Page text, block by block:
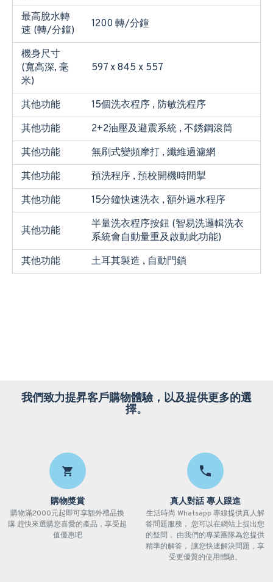
最高脫水轉
速 (轉/分鐘)
1200 轉/分鐘
機身尺寸
(寬高深, 毫
米)
597 x 845 x 557
其他功能
15個洗衣程序 , 防敏洗程序
其他功能
2+2油壓及避震系統 , 不銹鋼滾筒
其他功能
無刷式變頻摩打 , 纖維過濾網
其他功能
預洗程序 , 預校開機時間掣
其他功能
15分鐘快速洗衣 , 額外過水程序
其他功能
半量洗衣程序按鈕 (智易洗邏輯洗衣
系統會自動量重及啟動此功能)
其他功能
土耳其製造 , 自動門鎖
我們致力提昇客戶購物體驗，以及提供更多的選
擇。
購物獎賞
購物滿2000元起即可享額外禮品換
購 趕快來選購您喜愛的產品，享受超
值優惠吧
真人對話 專人跟進
生活時尚 Whatsapp 專線提供真人解
答問題服務， 您可以在網站上提出您
的疑問， 由我們的專業團隊為您提供
精準的解答， 讓您快速解決問題，享
受更優質的使用體驗。